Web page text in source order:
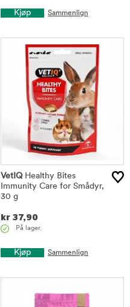
Kjøp Sammenlign
VetIQHealthy Bites
Immunity Care for Smådyr,
30 g
kr 37,90
På lager.
Kjøp Sammenlign